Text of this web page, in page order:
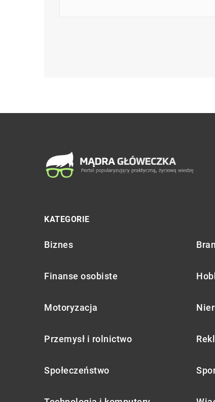
KATEGORIE
Biznes
Finanse osobiste
Motoryzacja
Przemysł i rolnictwo
Społeczeństwo